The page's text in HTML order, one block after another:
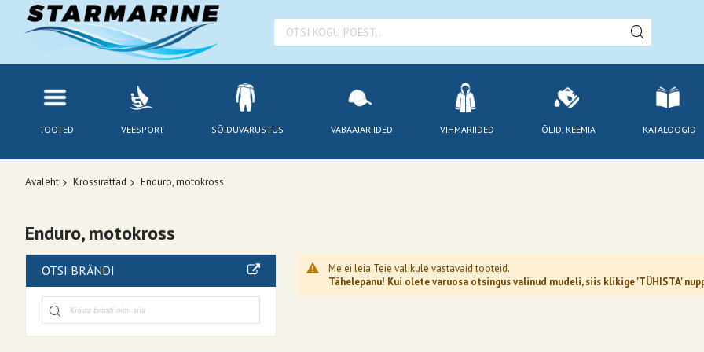
TOOTED VEESPORT SÕIDUVARUSTUS VABAAJARIIDED VIHMARIIDED ÕLID, KEEMIA KATALOOGID
Avaleht Krossirattad Enduro, motokross
Enduro, motokross
Me ei leia Teie valikule vastavaid tooteid.
Tähelepanu! Kui olete varuosa otsingus valinud mudeli, siis klikige 'TÜHISTA'
OTSI BRÄNDI